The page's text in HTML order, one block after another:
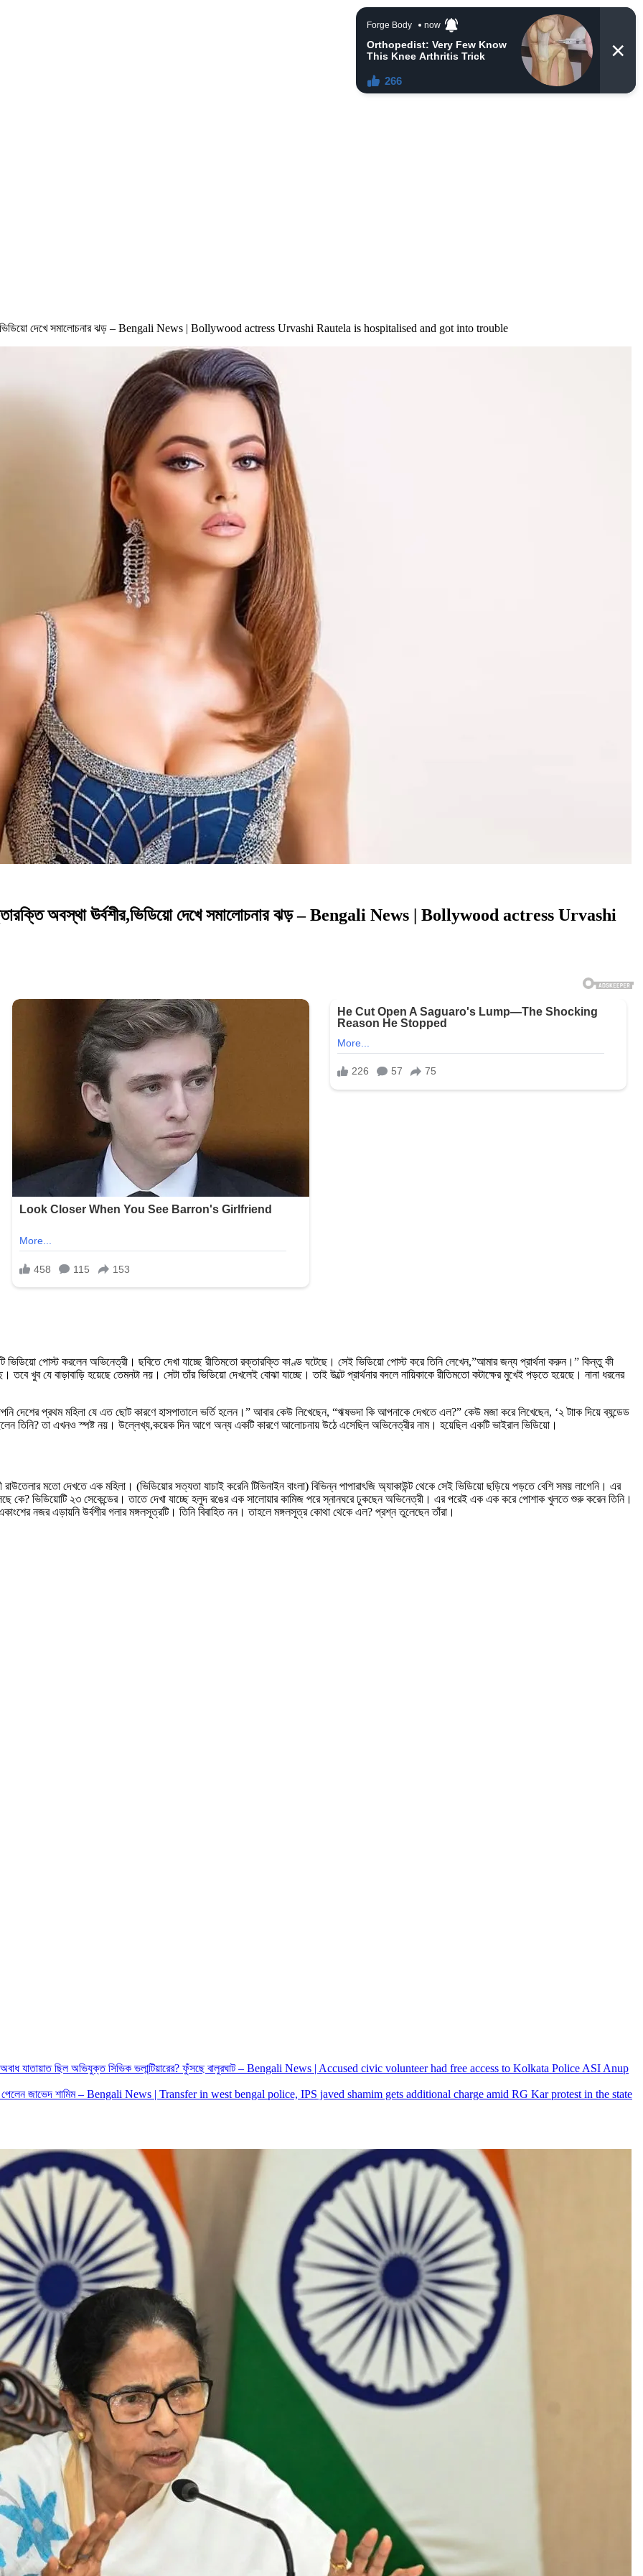
দেখে সমালোচনার ঝড় – Bengali News | Bollywood actress Urvashi Rautela is hospitalised and got into trouble
অবস্থা ঊর্বশীর,ভিডিয়ো দেখে সমালোচনার ঝড় – Bengali News | Bollywood actress Urvashi
ভিডিয়ো পোস্ট করলেন অভিনেত্রী। ছবিতে দেখা যাচ্ছে রীতিমতো রক্তারক্তি কাণ্ড ঘটেছে। সেই ভিডিয়ো পোস্ট করে তিনি লেখেন,”আমার জন্য প্রার্থনা করুন।” কিন্তু কী
খুব যে বাড়াবাড়ি হয়েছে তেমনটা নয়। সেটা তাঁর ভিডিয়ো দেখলেই বোঝা যাচ্ছে। তাই উল্টে প্রার্থনার বদলে নায়িকাকে রীতিমতো কটাক্ষের মুখেই পড়তে হয়েছে। নানা ধরনের
দেশের প্রথম মহিলা যে এত ছোট কারণে হাসপাতালে ভর্তি হলেন।” আবার কেউ লিখেছেন, “ঋষভদা কি আপনাকে দেখতে এল?” কেউ মজা করে লিখেছেন, ‘২ টাাক দিয়ে ব্যন্ডেড
তিনি? তা এখনও স্পষ্ট নয়। উল্লেখ্য,কয়েক দিন আগে অন্য একটি কারণে আলোচনায় উঠে এসেছিল অভিনেত্রীর নাম। হয়েছিল একটি ভাইরাল ভিডিয়ো।
মতো দেখতে এক মহিলা। (ভিডিয়োর সত্যতা যাচাই করেনি টিভিনাইন বাংলা) বিভিন্ন পাপারাৎজি অ্যাকাউন্ট থেকে সেই ভিডিয়ো ছড়িয়ে পড়তে বেশি সময় লাগেনি। এর
কে? ভিডিয়োটি ২৩ সেকেন্ডের। তাতে দেখা যাচ্ছে হলুদ রঙের এক সালোয়ার কামিজ পরে স্নানঘরে ঢুকছেন অভিনেত্রী। এর পরেই এক এক করে পোশাক খুলতে শুরু করেন তিনি।
নজর এড়ায়নি উর্বশীর গলার মঙ্গলসূত্রটি। তিনি বিবাহিত নন। তাহলে মঙ্গলসূত্র কোথা থেকে এল? প্রশ্ন তুলেছেন তাঁরা।
যাতায়াত ছিল অভিযুক্ত সিভিক ভলান্টিয়ারের? ফুঁসছে বালুরঘাট – Bengali News | Accused civic volunteer had free access to Kolkata Police ASI Anup
পেলেন জাভেদ শামিম – Bengali News | Transfer in west bengal police, IPS javed shamim gets additional charge amid RG Kar protest in the state